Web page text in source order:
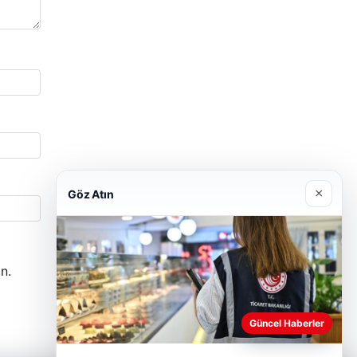
Göz Atın ×
Güncel Haberler